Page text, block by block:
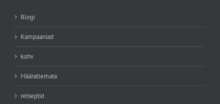
Blogi
Kampaaniad
kohv
Määratlemata
retseptid